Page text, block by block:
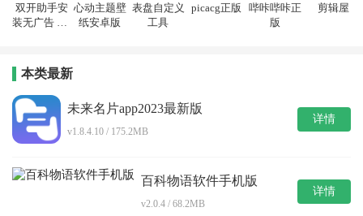
双开助手安
装无广告 11.
心动主题壁
纸安卓版
表盘自定义
工具
picacg正版
哔咔哔咔正
版
剪辑屋
本类最新
未来名片app2023最新版
v1.8.4.10 / 175.2MB
详情
百科物语软件手机版
v2.0.4 / 68.2MB
详情